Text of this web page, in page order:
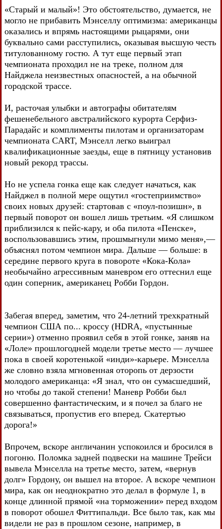
«Старый и малый»! Это обстоятельство, думается, не
могло не прибавить Мэнселлу оптимизма: американцы
оказались и впрямь настоящими рыцарями, они
буквально сами расступились, оказывая высшую честь
титулованному гостю. А тут еще первый этап
чемпионата проходил не на треке, полном для
Найджела неизвестных опасностей, а на обычной
городской трассе.
И, расточая улыбки и автографы обитателям
фешенебельного австралийского курорта Серфиз-
Парадайс и комплименты пилотам и организаторам
чемпионата CART, Мэнселл легко выиграл
квалификационные заезды, еще в пятницу установив
новый рекорд трассы.
Но не успела гонка еще как следует начаться, как
Найджел в полной мере ощутил «гостеприимство»
своих новых друзей: стартовав с «поул-позишн», в
первый поворот он вошел лишь третьим. «Я слишком
приблизился к пейс-кару, и оба пилота «Пенске»,
воспользовавшись этим, прошмыгнули мимо меня»,—
объяснял потом чемпион мира. Дальше — больше: в
середине первого круга в повороте «Кока-Кола»
необычайно агрессивным маневром его оттеснил еще
один соперник, американец Робби Гордон.
Забегая вперед, заметим, что 24-летний трехкратный
чемпион США по... кроссу (HDRA, «пустынные
серии») отменно проявил себя в этой гонке, заняв на
«Лоле» прошлогодней модели третье место — лучшее
пока в своей коротенькой «инди»-карьере. Мэнселла
же словно взяла мгновенная оторопь от дерзости
молодого американца: «Я знал, что он сумасшедший,
но чтобы до такой степени! Маневр Робби был
совершенно фантастическим, и я почел за благо не
связываться, пропустив его вперед. Скатертью
дорога!»
Впрочем, вскоре англичанин успокоился и бросился в
погоню. Поломка задней подвески на машине Трейси
вывела Мэнселла на третье место, затем, «вернув
долг» Гордону, он вышел на второе. А вскоре чемпион
мира, как он неоднократно это делал в формуле 1, в
конце длинной прямой «на торможении» перед входом
в поворот обошел Фиттипальди. Все было так, как мы
видели не раз в прошлом сезоне, например, в